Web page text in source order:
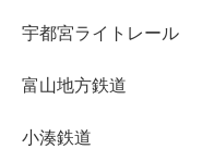
宇都宮ライトレール
富山地方鉄道
小湊鉄道